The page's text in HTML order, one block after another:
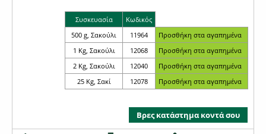
Συσκευασία
Κωδικός
500 g, Σακούλι
11964
1 Kg, Σακούλι
12068
2 Kg, Σακούλι
12040
25 Kg, Σακί
12078
Βρες κατάστημα κοντά σου